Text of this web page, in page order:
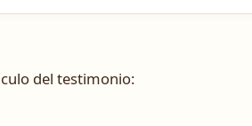
del testimonio: